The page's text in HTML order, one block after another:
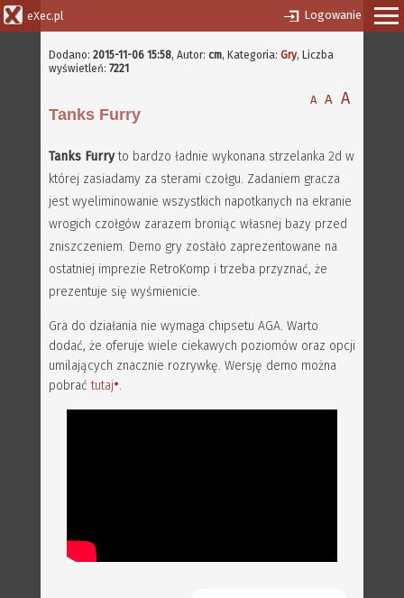
eXec.pl Logowanie
Dodano: 2015-11-06 15:58, Autor: cm, Kategoria: Gry, Liczba
wyświetleń: 7221
A A A
Tanks Furry
Tanks Furryto bardzo ładnie wykonana strzelanka 2d w
której zasiadamy za sterami czołgu. Zadaniem gracza
jest wyeliminowanie wszystkich napotkanych na ekranie
wrogich czołgów zarazem broniąc własnej bazy przed
zniszczeniem. Demo gry zostało zaprezentowane na
ostatniej imprezie RetroKomp i trzeba przyznać, że
prezentuje się wyśmienicie.
Gra do działania nie wymaga chipsetu AGA. Warto
dodać, że oferuje wiele ciekawych poziomów oraz opcji
umilających znacznie rozrywkę. Wersję demo można
pobraćtutaj .